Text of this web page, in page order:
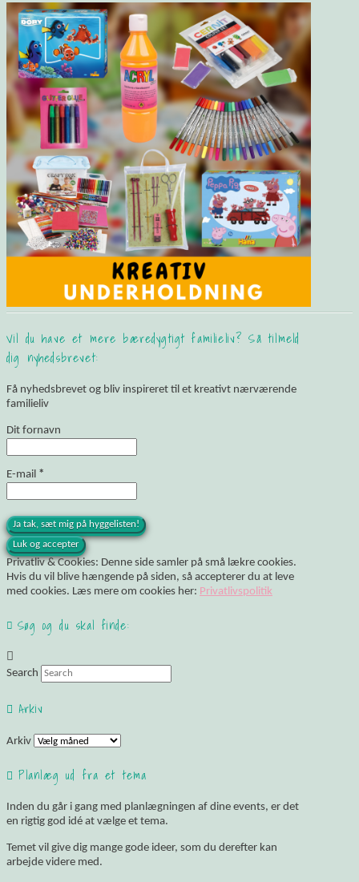
Vil du have et mere bæredygtigt familieliv? Så tilmeld
dig nyhedsbrevet:
Få nyhedsbrevet og bliv inspireret til et kreativt nærværende
familieliv
Dit fornavn
E-mail *
Privatliv & Cookies: Denne side samler på små lækre cookies.
Hvis du vil blive hængende på siden, så accepterer du at leve
med cookies. Læs mere om cookies her: Privatlivspolitik
Søg og du skal finde:
Search
Arkiv
Arkiv
Planlæg ud fra et tema
Inden du går i gang med planlægningen af dine events, er det
en rigtig god idé at vælge et tema.
Temet vil give dig mange gode ideer, som du derefter kan
arbejde videre med.